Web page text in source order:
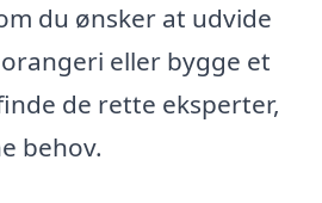
du ønsker at udvide
eller bygge et
de rette eksperter,
behov.